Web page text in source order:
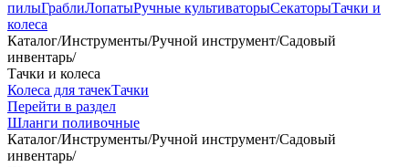
пилыГраблиЛопатыРучные культиваторыСекаторыТачки и
колеса
Каталог/Инструменты/Ручной инструмент/Садовый
инвентарь/
Тачки и колеса
Колеса для тачекТачки
Перейти в раздел
Шланги поливочные
Каталог/Инструменты/Ручной инструмент/Садовый
инвентарь/